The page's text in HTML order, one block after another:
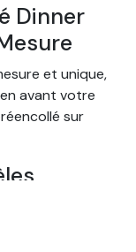
Dinner
et unique,
avant votre
sur
papiers peints